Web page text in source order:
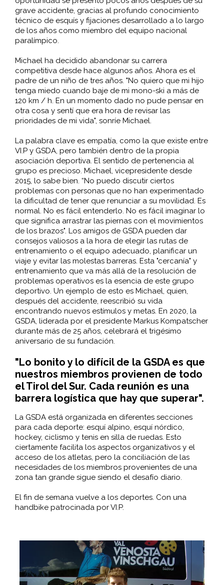
grave accidente, gracias al profundo conocimiento
técnico de esquís y fijaciones desarrollado a lo largo
de los años como miembro del equipo nacional
paralímpico.
Michael ha decidido abandonar su carrera
competitiva desde hace algunos años. Ahora es el
padre de un niño de tres años. "No quiero que mi hijo
tenga miedo cuando baje de mi mono-ski a más de
120 km / h. En un momento dado no pude pensar en
otra cosa y sentí que era hora de revisar las
prioridades de mi vida", sonríe Michael.
La palabra clave es empatía, como la que existe entre
VI.P y GSDA, pero también dentro de la propia
asociación deportiva. El sentido de pertenencia al
grupo es precioso. Michael, vicepresidente desde
2015, lo sabe bien. “No puedo discutir ciertos
problemas con personas que no han experimentado
la dificultad de tener que renunciar a su movilidad. Es
normal. No es fácil entenderlo. No es fácil imaginar lo
que significa arrastrar las piernas con el movimientos
de los brazos". Los amigos de GSDA pueden dar
consejos valiosos a la hora de elegir las rutas de
entrenamiento o el equipo adecuado, planificar un
viaje y evitar las molestas barreras. Esta "cercanía" y
entrenamiento que va más allá de la resolución de
problemas operativos es la esencia de este grupo
deportivo. Un ejemplo de esto es Michael, quien,
después del accidente, reescribió su vida
encontrando nuevos estímulos y metas. En 2020, la
GSDA, liderada por el presidente Markus Kompatscher
durante más de 25 años, celebrará el trigésimo
aniversario de su fundación.
"Lo bonito y lo difícil de la GSDA es que
nuestros miembros provienen de todo
el Tirol del Sur. Cada reunión es una
barrera logística que hay que superar".
La GSDA está organizada en diferentes secciones
para cada deporte: esquí alpino, esquí nórdico,
hockey, ciclismo y tenis en silla de ruedas. Esto
ciertamente facilita los aspectos organizativos y el
acceso de los atletas, pero la conciliación de las
necesidades de los miembros provenientes de una
zona tan grande sigue siendo el desafío diario.
El fin de semana vuelve a los deportes. Con una
handbike patrocinada por VI.P.